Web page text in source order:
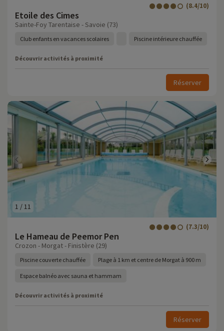
Etoile des Cimes
(8.4/10)
Sainte-Foy Tarentaise - Savoie (73)
Club enfants en vacances scolaires Piscine intérieure chauffée
Découvrir activités à proximité
Réserver
1 / 11
Le Hameau de Peemor Pen
(7.3/10)
Crozon - Morgat - Finistère (29)
Piscine couverte chauffée Plage à 1 km et centre de Morgat à 900 m
Espace balnéo avec sauna et hammam
Découvrir activités à proximité
Réserver